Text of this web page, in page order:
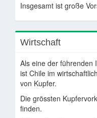
Insgesamt ist große
Wirtschaft
Als eine der führenden
ist Chile im
von Kupfer.
Die grössten
finden.